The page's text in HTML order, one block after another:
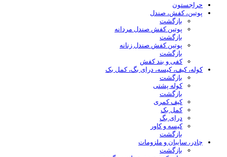
حراجستون
پوتین، کفش، صندل
بازگشت
پوتین کفش صندل مردانه
بازگشت
پوتین کفش صندل زنانه
بازگشت
کفی و بند کفش
کوله، کیف، کیسه، درای بگ، کمل بک
بازگشت
کوله پشتی
بازگشت
کیف کمری
کمل بک
درای بگ
کیسه و کاور
بازگشت
چادر، سایبان و ملزومات
بازگشت